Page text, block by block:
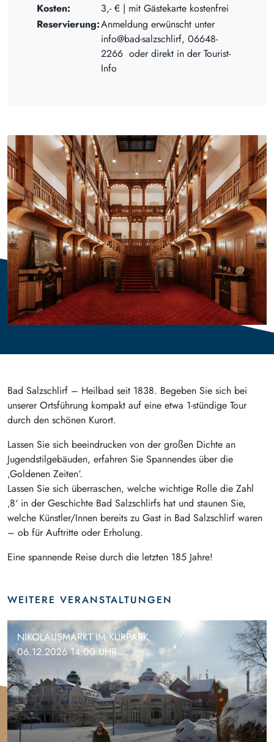
Kosten:
3,- € | mit Gästekarte kostenfrei
Reservierung:Anmeldung erwünscht unter
info@bad-salzschlirf, 06648-
2266 oder direkt in der Tourist-
Info
Bad Salzschlirf – Heilbad seit 1838. Begeben Sie sich bei
unserer Ortsführung kompakt auf eine etwa 1-stündige Tour
durch den schönen Kurort.
Lassen Sie sich beeindrucken von der großen Dichte an
Jugendstilgebäuden, erfahren Sie Spannendes über die
‚Goldenen Zeiten‘.
Lassen Sie sich überraschen, welche wichtige Rolle die Zahl
‚8‘ in der Geschichte Bad Salzschlirfs hat und staunen Sie,
welche Künstler/Innen bereits zu Gast in Bad Salzschlirf waren
– ob für Auftritte oder Erholung.
Eine spannende Reise durch die letzten 185 Jahre!
WEITERE VERANSTALTUNGEN
NIKOLAUSMARKT IM KURPARK
06.12.2026 14:00 UHR